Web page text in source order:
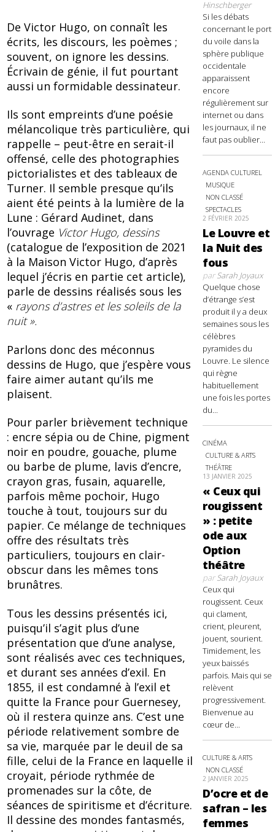
De Victor Hugo, on connaît les
écrits, les discours, les poèmes ;
souvent, on ignore les dessins.
Écrivain de génie, il fut pourtant
aussi un formidable dessinateur.
Ils sont empreints d’une poésie
mélancolique très particulière, qui
rappelle – peut-être en serait-il
offensé, celle des photographies
pictorialistes et des tableaux de
Turner. Il semble presque qu’ils
aient été peints à la lumière de la
Lune : Gérard Audinet, dans
l’ouvrage Victor Hugo, dessins
(catalogue de l’exposition de 2021
à la Maison Victor Hugo, d’après
lequel j’écris en partie cet article),
parle de dessins réalisés sous les
« rayons d’astres et les soleils de la
nuit ».
Parlons donc des méconnus
dessins de Hugo, que j’espère vous
faire aimer autant qu’ils me
plaisent.
Pour parler brièvement technique
: encre sépia ou de Chine, pigment
noir en poudre, gouache, plume
ou barbe de plume, lavis d’encre,
crayon gras, fusain, aquarelle,
parfois même pochoir, Hugo
touche à tout, toujours sur du
papier. Ce mélange de techniques
offre des résultats très
particuliers, toujours en clair-
obscur dans les mêmes tons
brunâtres.
Tous les dessins présentés ici,
puisqu’il s’agit plus d’une
présentation que d’une analyse,
sont réalisés avec ces techniques,
et durant ses années d’exil. En
1855, il est condamné à l’exil et
quitte la France pour Guernesey,
où il restera quinze ans. C’est une
période relativement sombre de
sa vie, marquée par le deuil de sa
fille, celui de la France en laquelle il
croyait, période rythmée de
promenades sur la côte, de
séances de spiritisme et d’écriture.
Il dessine des mondes fantasmés,
Hinschberger
Si les débats
concernant le port
du voile dans la
sphère publique
occidentale
apparaissent
encore
régulièrement sur
internet ou dans
les journaux, il ne
faut pas oublier...
AGENDA CULTUREL
MUSIQUE
NON CLASSÉ
SPECTACLES
2 FÉVRIER 2025
Le Louvre et
la Nuit des
fous
parSarah Joyaux
Quelque chose
d’étrange s’est
produit il y a deux
semaines sous les
célèbres
pyramides du
Louvre. Le silence
qui règne
habituellement
une fois les portes
du...
CINÉMA
CULTURE & ARTS
THÉÂTRE
13 JANVIER 2025
« Ceux qui
rougissent
» : petite
ode aux
Option
théâtre
parSarah Joyaux
Ceux qui
rougissent. Ceux
qui clament,
crient, pleurent,
jouent, sourient.
Timidement, les
yeux baissés
parfois. Mais qui se
relèvent
progressivement.
Bienvenue au
cœur de...
CULTURE & ARTS
NON CLASSÉ
2 JANVIER 2025
D’ocre et de
safran – les
femmes